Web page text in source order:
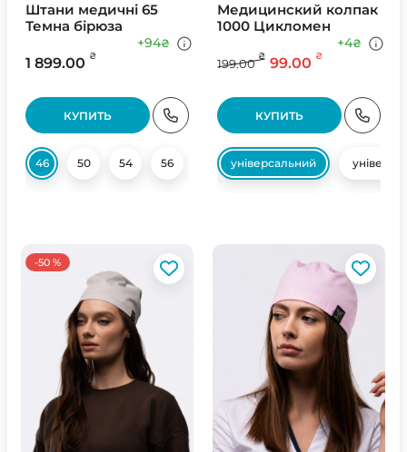
Штани медичні 65
Темна бірюза
1 899.00 ₴
+94₴
КУПИТЬ
46 50 54 56
Медицинский колпак
1000 Цикломен
199.00
₴ 99.00 ₴
+4₴
КУПИТЬ
універсальний
-50 %